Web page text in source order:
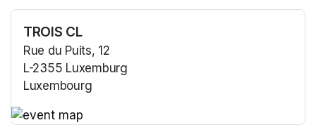
TROIS CL
Rue du Puits, 12
L-2355 Luxemburg
Luxembourg